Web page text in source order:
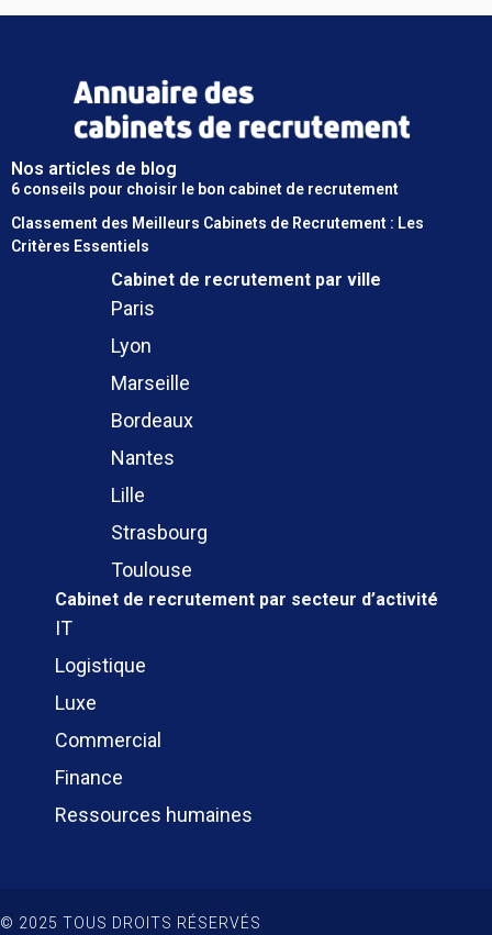
Nos articles de blog
6 conseils pour choisir le bon cabinet de recrutement
Classement des Meilleurs Cabinets de Recrutement : Les
Critères Essentiels
Cabinet de recrutement par ville
Paris
Lyon
Marseille
Bordeaux
Nantes
Lille
Strasbourg
Toulouse
Cabinet de recrutement par secteur d’activité
IT
Logistique
Luxe
Commercial
Finance
Ressources humaines
© 2025 TOUS DROITS RÉSERVÉS